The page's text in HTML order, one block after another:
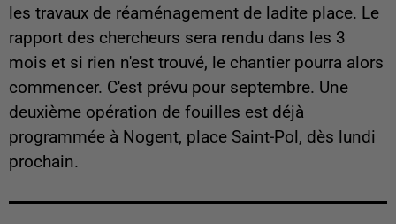
les travaux de réaménagement de ladite place. Le
rapport des chercheurs sera rendu dans les 3
mois et si rien n'est trouvé, le chantier pourra alors
commencer. C'est prévu pour septembre. Une
deuxième opération de fouilles est déjà
programmée à Nogent, place Saint-Pol, dès lundi
prochain.